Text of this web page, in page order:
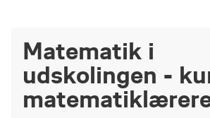
Matematik i
udskolingen -